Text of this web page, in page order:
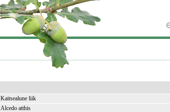
Kaitsealune liik
Alcedo atthis